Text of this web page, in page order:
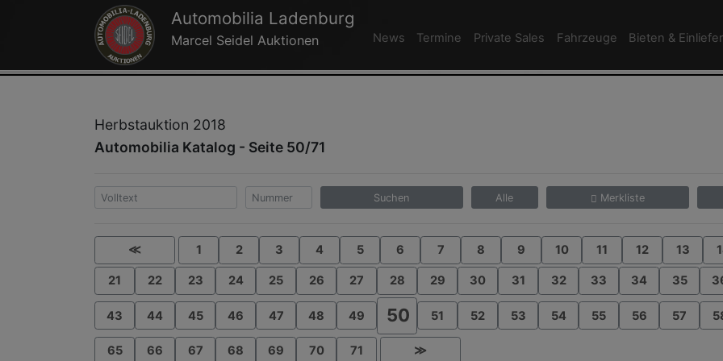
Automobilia Ladenburg
Marcel Seidel Auktionen News Termine Private Sales Fahrzeuge Bieten &
Herbstauktion 2018
Automobilia Katalog - Seite 50/71
Suchen Alle Merkliste
≪ 1 2 3 4 5 6 7 8 9 10 11 12 13
21 22 23 24 25 26 27 28 29 30 31 32 33 34 35
43 44 45 46 47 48 49 50 51 52 53 54 55 56 57
65 66 67 68 69 70 71 ≫